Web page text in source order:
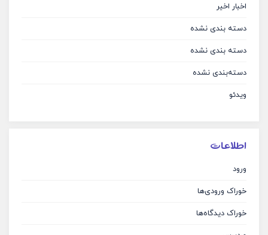
اخبار اخیر
دسته بندی نشده
دسته بندی نشده
دسته‌بندی نشده
ویدئو
اطلاعات
ورود
خوراک ورودی‌ها
خوراک دیدگاه‌ها